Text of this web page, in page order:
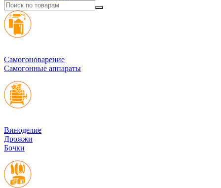
Cамогоноварение
Самогонные аппараты
Виноделие
Дрожжи
Бочки